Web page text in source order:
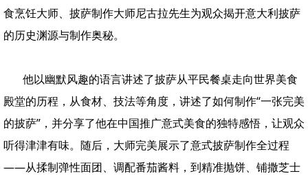
食烹饪大师、披萨制作大师尼古拉先生为观众揭开意大利披萨
的历史渊源与制作奥秘。
他以幽默风趣的语言讲述了披萨从平民餐桌走向世界美食
殿堂的历程，从食材、技法等角度，讲述了如何制作“一张完美
的披萨”，并分享了他在中国推广意式美食的独特感悟，让观众
听得津津有味。随后，大师完美展示了意式披萨制作全过程
——从揉制弹性面团、调配番茄酱料，到精准抛饼、铺撒芝士